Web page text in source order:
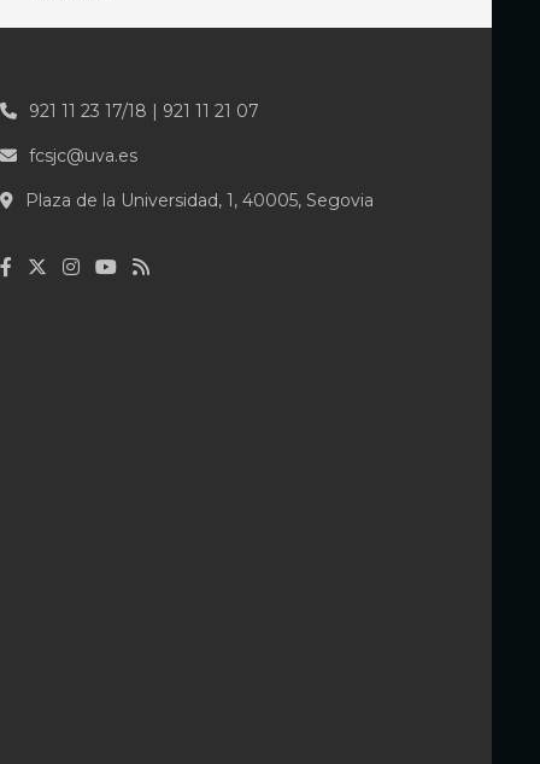
921 11 23 17/18 | 921 11 21 07
fcsjc@uva.es
Plaza de la Universidad, 1, 40005, Segovia